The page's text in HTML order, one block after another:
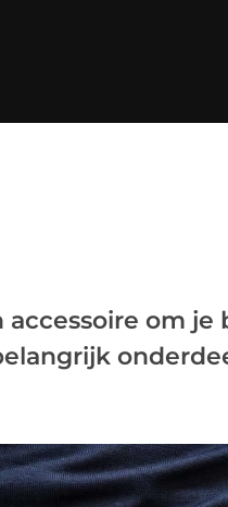
accessoire om je